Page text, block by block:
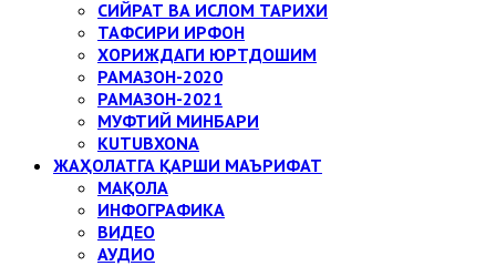
СИЙРАТ ВА ИСЛОМ ТАРИХИ
ТАФСИРИ ИРФОН
ХОРИЖДАГИ ЮРТДОШИМ
РАМАЗОН-2020
РАМАЗОН-2021
МУФТИЙ МИНБАРИ
KUTUBXONA
ЖАҲОЛАТГА ҚАРШИ МАЪРИФАТ
МАҚОЛА
ИНФОГРАФИКА
ВИДЕО
АУДИО